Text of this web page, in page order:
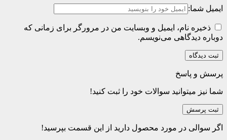
ایمیل شما:
ذخیره نام، ایمیل و وبسایت من در مرورگر برای زمانی که
دوباره دیدگاهی می‌نویسم.
پرسش و پاسخ
شما نیز میتوانید سوالات خود را ثبت کنید!
ثبت پرسش
اگر سوالی در مورد محصول دارید از این قسمت بپرسید!